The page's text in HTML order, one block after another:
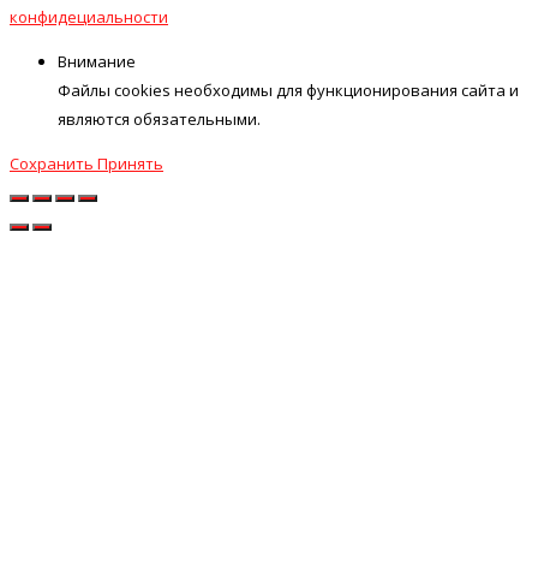
конфидециальности
Внимание
Файлы cookies необходимы для функционирования сайта и
являются обязательными.
Сохранить Принять